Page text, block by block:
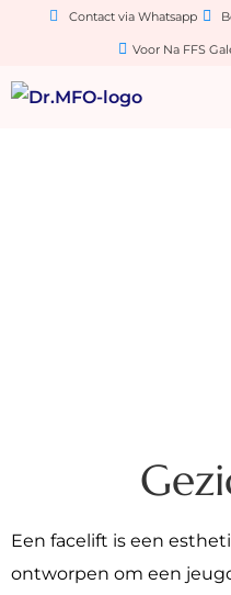
Contact via Whatsapp
Voor Na FFS
Een facelift is een
ontworpen om een